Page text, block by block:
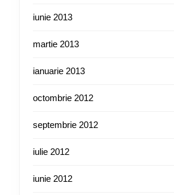
iunie 2013
martie 2013
ianuarie 2013
octombrie 2012
septembrie 2012
iulie 2012
iunie 2012